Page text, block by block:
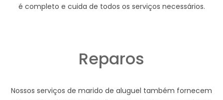
é completo e cuida de todos os serviços necessários.
Reparos
Nossos serviços de marido de aluguel também fornecem